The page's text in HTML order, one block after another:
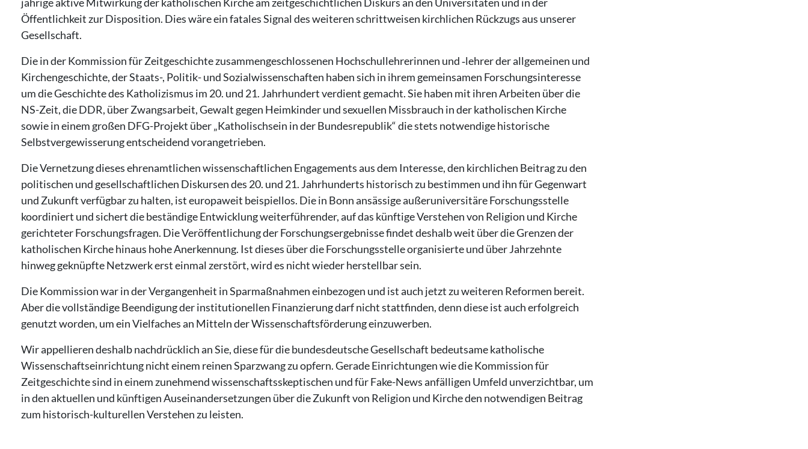
Öffentlichkeit zur Disposition. Dies wäre ein fatales Signal des weiteren schrittweisen kirchlichen Rückzugs aus unserer
Gesellschaft.
Die in der Kommission für Zeitgeschichte zusammengeschlossenen Hochschullehrerinnen und ‑lehrer der allgemeinen und
Kirchengeschichte, der Staats-, Politik- und Sozialwissenschaften haben sich in ihrem gemeinsamen Forschungsinteresse
um die Geschichte des Katholizismus im 20. und 21. Jahrhundert verdient gemacht. Sie haben mit ihren Arbeiten über die
NS-Zeit, die DDR, über Zwangsarbeit, Gewalt gegen Heimkinder und sexuellen Missbrauch in der katholischen Kirche
sowie in einem großen DFG-Projekt über „Katholischsein in der Bundesrepublik“ die stets notwendige historische
Selbstvergewisserung entscheidend vorangetrieben.
Die Vernetzung dieses ehrenamtlichen wissenschaftlichen Engagements aus dem Interesse, den kirchlichen Beitrag zu den
politischen und gesellschaftlichen Diskursen des 20. und 21. Jahrhunderts historisch zu bestimmen und ihn für Gegenwart
und Zukunft verfügbar zu halten, ist europaweit beispiellos. Die in Bonn ansässige außeruniversitäre Forschungsstelle
koordiniert und sichert die beständige Entwicklung weiterführender, auf das künftige Verstehen von Religion und Kirche
gerichteter Forschungsfragen. Die Veröffentlichung der Forschungsergebnisse findet deshalb weit über die Grenzen der
katholischen Kirche hinaus hohe Anerkennung. Ist dieses über die Forschungsstelle organisierte und über Jahrzehnte
hinweg geknüpfte Netzwerk erst einmal zerstört, wird es nicht wieder herstellbar sein.
Die Kommission war in der Vergangenheit in Sparmaßnahmen einbezogen und ist auch jetzt zu weiteren Reformen bereit.
Aber die vollständige Beendigung der institutionellen Finanzierung darf nicht stattfinden, denn diese ist auch erfolgreich
genutzt worden, um ein Vielfaches an Mitteln der Wissenschaftsförderung einzuwerben.
Wir appellieren deshalb nachdrücklich an Sie, diese für die bundesdeutsche Gesellschaft bedeutsame katholische
Wissenschaftseinrichtung nicht einem reinen Sparzwang zu opfern. Gerade Einrichtungen wie die Kommission für
Zeitgeschichte sind in einem zunehmend wissenschaftsskeptischen und für Fake-News anfälligen Umfeld unverzichtbar, um
in den aktuellen und künftigen Auseinandersetzungen über die Zukunft von Religion und Kirche den notwendigen Beitrag
zum historisch-kulturellen Verstehen zu leisten.